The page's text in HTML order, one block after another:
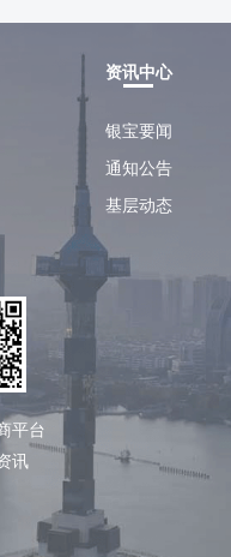
资讯中心
银宝要闻
通知公告
基层动态
平台
讯